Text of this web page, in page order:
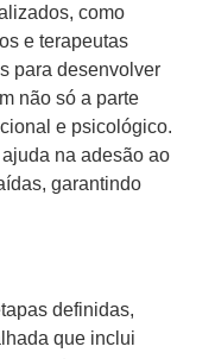
como
e terapeutas
para desenvolver
não só a parte
e psicológico.
na adesão ao
garantindo
definidas,
que inclui